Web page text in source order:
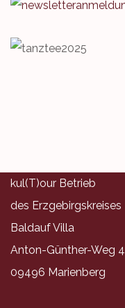
kul(T)our Betrieb
des Erzgebirgskreises
Baldauf Villa
Anton-Günther-Weg 4
09496 Marienberg